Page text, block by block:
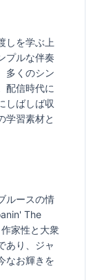
しを学ぶ上
プルな伴奏
多くのシン
配信時代に
しばしば収
学習素材と
ルースの情
The
家性と大衆
あり、ジャ
なお輝きを